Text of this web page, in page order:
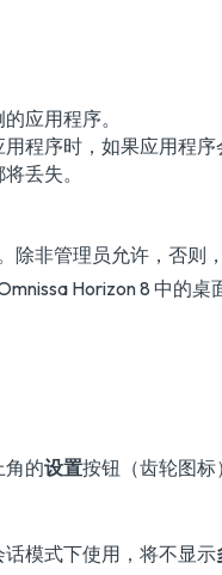
应用程序。
程序时，如果应用程
丢失。
除非管理员允许，否则
Omnissa Horizon 8 中的桌
角的设置按钮（齿轮图标
模式下使用，将不显示